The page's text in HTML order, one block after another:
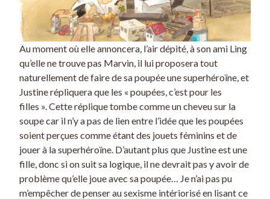
Au moment où elle annoncera, l’air dépité, à son ami Ling
qu’elle ne trouve pas Marvin, il lui proposera tout
naturellement de faire de sa poupée une superhéroïne, et
Justine répliquera que les « poupées, c’est pour les
filles ». Cette réplique tombe comme un cheveu sur la
soupe car il n’y a pas de lien entre l’idée que les poupées
soient perçues comme étant des jouets féminins et de
jouer à la superhéroïne. D’autant plus que Justine est une
fille, donc si on suit sa logique, il ne devrait pas y avoir de
problème qu’elle joue avec sa poupée… Je n’ai pas pu
m’empêcher de penser au sexisme intériorisé en lisant ce